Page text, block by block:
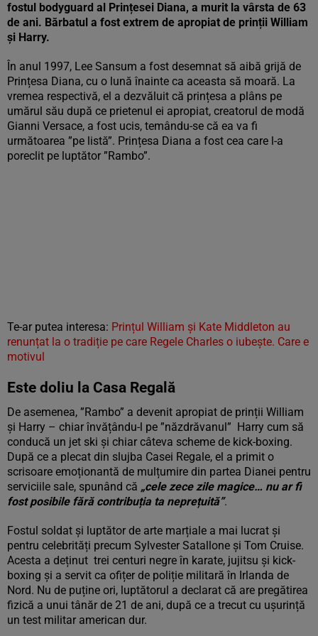
fostul bodyguard al Prințesei Diana, a murit la vârsta de 63
de ani. Bărbatul a fost extrem de apropiat de prinții William
și Harry.
În anul 1997, Lee Sansum a fost desemnat să aibă grijă de
Prințesa Diana, cu o lună înainte ca aceasta să moară. La
vremea respectivă, el a dezvăluit că prințesa a plâns pe
umărul său după ce prietenul ei apropiat, creatorul de modă
Gianni Versace, a fost ucis, temându-se că ea va fi
următoarea ”pe listă”. Prințesa Diana a fost cea care l-a
poreclit pe luptător ”Rambo”.
Te-ar putea interesa: Prințul William și Kate Middleton au
renunțat la o tradiție pe care Regele Charles o iubește. Care e
motivul
Este doliu la Casa Regală
De asemenea, ”Rambo” a devenit apropiat de prinții William
și Harry – chiar învățându-l pe ”năzdrăvanul” Harry cum să
conducă un jet ski și chiar câteva scheme de kick-boxing.
După ce a plecat din slujba Casei Regale, el a primit o
scrisoare emoționantă de mulțumire din partea Dianei pentru
serviciile sale, spunând că „cele zece zile magice… nu ar fi
fost posibile fără contribuția ta neprețuită”.
Fostul soldat și luptător de arte marțiale a mai lucrat și
pentru celebrități precum Sylvester Satallone și Tom Cruise.
Acesta a deținut trei centuri negre în karate, jujitsu și kick-
boxing și a servit ca ofițer de poliție militară în Irlanda de
Nord. Nu de puține ori, luptătorul a declarat că are pregătirea
fizică a unui tânăr de 21 de ani, după ce a trecut cu ușurință
un test militar american dur.